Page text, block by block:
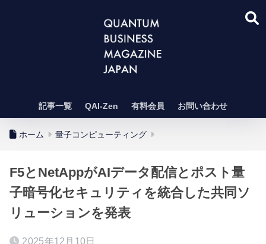
記事一覧 QAI-Zen 有料会員 お問い合わせ
ホーム 量子コンピューティング
F5とNetAppがAIデータ配信とポスト量
子暗号化セキュリティを統合した共同ソ
リューションを発表
2025年12月10日